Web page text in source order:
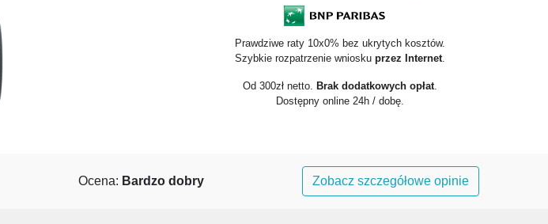
Prawdziwe raty 10x0% bez ukrytych kosztów.
Szybkie rozpatrzenie wnioskuprzez Internet
Od 300zł netto. Brak dodatkowych opłat
Dostępny online 24h / dobę.
Ocena: Bardzo dobry Zobacz szczegółowe opinie